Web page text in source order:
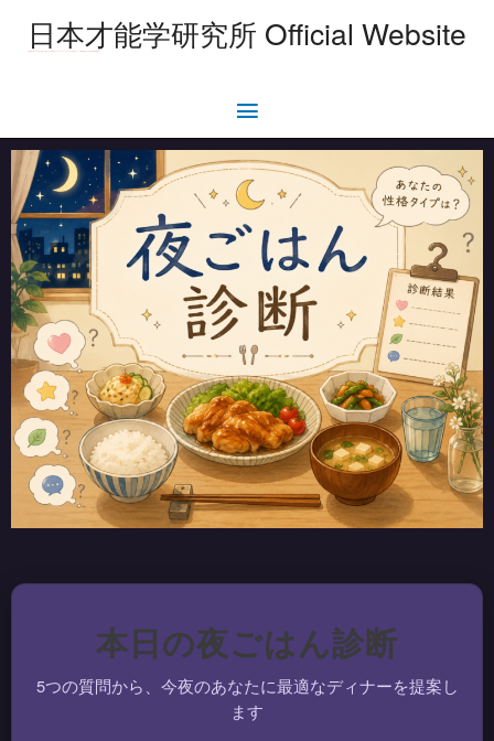
日本才能学研究所 Official Website
本日の夜ごはん診断
5つの質問から、今夜のあなたに最適なディナーを提案し
ます